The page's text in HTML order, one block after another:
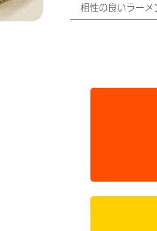
相性の良いラーメ